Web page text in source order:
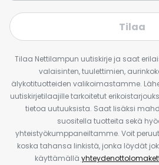
Tilaa
Tilaa Nettilampun uutiskirje ja saat
valaisinten, tuulettimien,
älykotituotteiden valikoimastamme.
uutiskirjetilaajille tarkoitetut
tietoa uutuuksista. Saat lisäksi
suositella tuotteita sekä
yhteistyökumppaneiltamme. Voit
koska tahansa linkistä, jonka löydät
käyttämällä